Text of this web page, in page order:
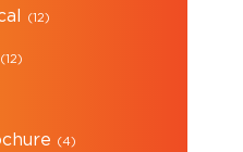
(12)
(12)
(4)